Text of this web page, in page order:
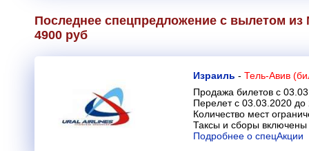
Последнее спецпредложение с вылетом
4900 руб
Израиль - Тель-Авив
Продажа билетов с
Перелет с 03.03.2020 до
Количество мест
Таксы и сборы включены
Подробнее о спецАкции